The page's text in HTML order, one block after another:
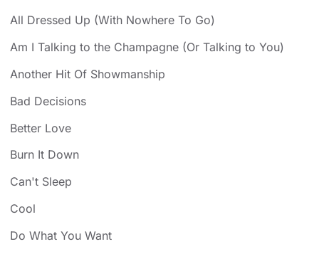
All Dressed Up (With Nowhere To Go)
Am I Talking to the Champagne (Or Talking to You)
Another Hit Of Showmanship
Bad Decisions
Better Love
Burn It Down
Can't Sleep
Cool
Do What You Want